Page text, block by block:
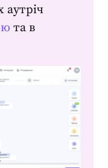
аутріч
та в